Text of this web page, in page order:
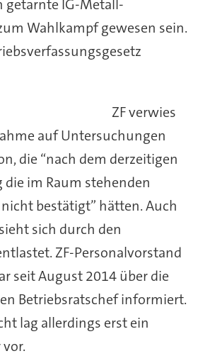
getarnte IG-Metall-
Wahlkampf gewesen sein.
ZF verwies
auf Untersuchungen
die “nach dem derzeitigen
im Raum stehenden
bestätigt” hätten. Auch
sich durch den
ZF-Personalvorstand
seit August 2014 über die
Betriebsratschef informiert.
lag allerdings erst ein